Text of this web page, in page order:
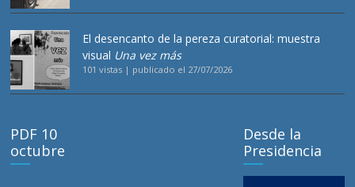
El desencanto de la pereza curatorial: muestra
visual Una vez más
101 vistas | publicado el 27/07/2026
PDF 10
octubre
Desde la
Presidencia